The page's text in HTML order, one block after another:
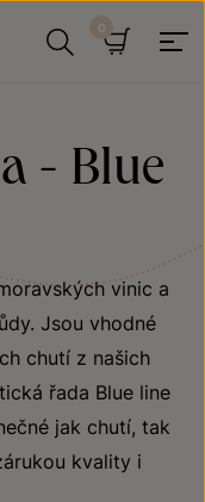
- Blue
vinic a
Jsou vhodné
chutí z našich
řada Blue line
jak chutí, tak
kvality i